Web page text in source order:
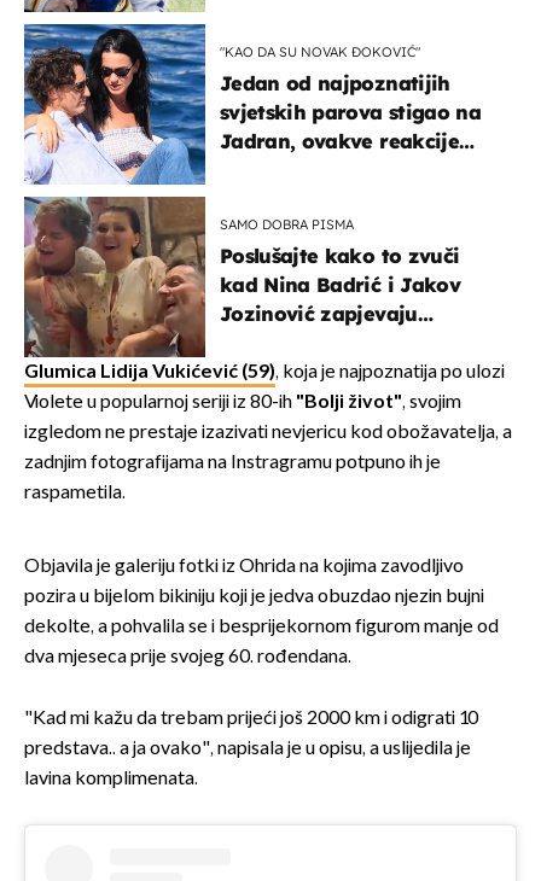
"KAO DA SU NOVAK ĐOKOVIĆ"
Jedan od najpoznatijih
svjetskih parova stigao na
Jadran, ovakve reakcije
SAMO DOBRA PISMA
Poslušajte kako to zvuči
kad Nina Badrić i Jakov
Jozinović zapjevaju
Glumica Lidija Vukićević (59), koja je najpoznatija po ulozi
Violete u popularnoj seriji iz 80-ih "Bolji život", svojim
izgledom ne prestaje izazivati nevjericu kod obožavatelja, a
zadnjim fotografijama na Instragramu potpuno ih je
raspametila.
Objavila je galeriju fotki iz Ohrida na kojima zavodljivo
pozira u bijelom bikiniju koji je jedva obuzdao njezin bujni
dekolte, a pohvalila se i besprijekornom figurom manje od
dva mjeseca prije svojeg 60. rođendana.
"Kad mi kažu da trebam prijeći još 2000 km i odigrati 10
predstava.. a ja ovako", napisala je u opisu, a uslijedila je
lavina komplimenata.